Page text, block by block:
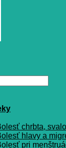
chrbta,
hlavy a
pri